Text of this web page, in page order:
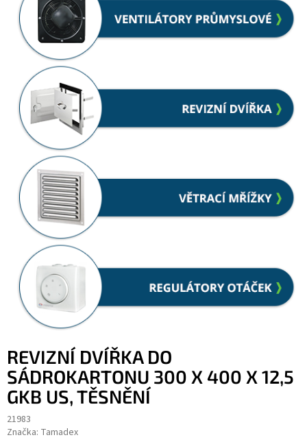
REVIZNÍ DVÍŘKA DO
SÁDROKARTONU 300 X 400 X 12,5
GKB US, TĚSNĚNÍ
21983
Značka: Tamadex